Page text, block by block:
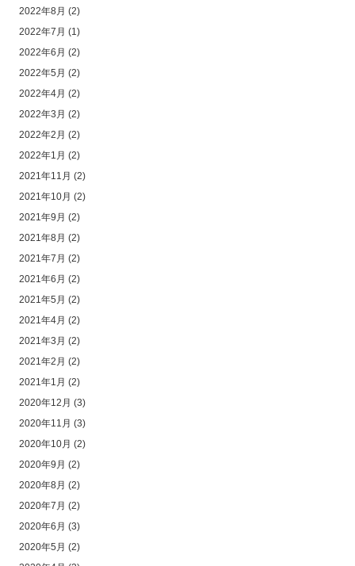
2022年8月 (2)
2022年7月 (1)
2022年6月 (2)
2022年5月 (2)
2022年4月 (2)
2022年3月 (2)
2022年2月 (2)
2022年1月 (2)
2021年11月 (2)
2021年10月 (2)
2021年9月 (2)
2021年8月 (2)
2021年7月 (2)
2021年6月 (2)
2021年5月 (2)
2021年4月 (2)
2021年3月 (2)
2021年2月 (2)
2021年1月 (2)
2020年12月 (3)
2020年11月 (3)
2020年10月 (2)
2020年9月 (2)
2020年8月 (2)
2020年7月 (2)
2020年6月 (3)
2020年5月 (2)